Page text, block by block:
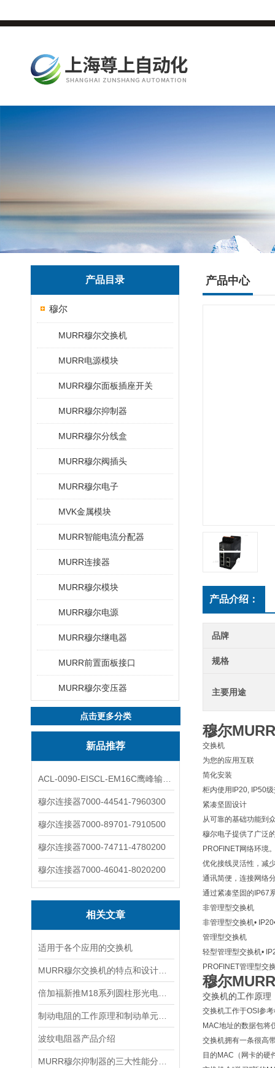
产品目录
穆尔
MURR穆尔交换机
MURR电源模块
MURR穆尔面板插座开关
MURR穆尔抑制器
MURR穆尔分线盒
MURR穆尔阀插头
MURR穆尔电子
MVK金属模块
MURR智能电流分配器
MURR连接器
MURR穆尔模块
MURR穆尔电源
MURR穆尔继电器
MURR前置面板接口
MURR穆尔变压器
点击更多分类
新品推荐
穆尔连接器7000-44541-7960300
穆尔连接器7000-89701-7910500
穆尔连接器7000-74711-4780200
穆尔连接器7000-46041-8020200
相关文章
适用于各个应用的交换机
波纹电阻器产品介绍
产品中心
产品介绍：
品牌
规格
主要用途
穆尔
交换机
为您的应用互联
简化安装
柜内使用IP20, IP50
紧凑坚固设计
从可靠的基础功能到
穆尔电子提供了广泛
PROFINET网络环境
优化接线灵活性，减
通讯简便，连接网络
通过紧凑坚固的IP67
非管理型交换机
非管理型交换机•
管理型交换机
轻型管理型交换机•
PROFINET管理型交
穆尔
交换机的工作原理
交换机工作于OSI参
MAC地址的数据包将
交换机拥有一条很高
目的MAC（网卡的硬